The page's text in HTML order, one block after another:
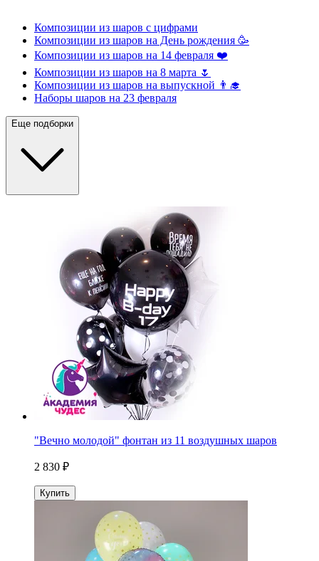
Композиции из шаров с цифрами
Композиции из шаров на День рождения 🥳
Композиции из шаров на 14 февраля ❤️
Композиции из шаров на 8 марта 🌷
Композиции из шаров на выпускной 👨‍🎓
Наборы шаров на 23 февраля
Еще подборки
"Вечно молодой" фонтан из 11 воздушных шаров
2 830 ₽
Купить